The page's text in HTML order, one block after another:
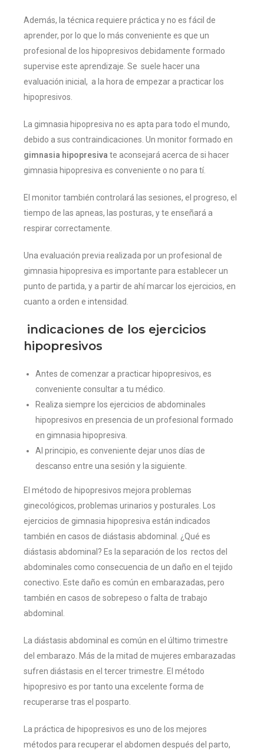
Además, la técnica requiere práctica y no es fácil de
aprender, por lo que lo más conveniente es que un
profesional de los hipopresivos debidamente formado
supervise este aprendizaje. Se suele hacer una
evaluación inicial, a la hora de empezar a practicar los
hipopresivos.
La gimnasia hipopresiva no es apta para todo el mundo,
debido a sus contraindicaciones. Un monitor formado en
gimnasia hipopresiva te aconsejará acerca de si hacer
gimnasia hipopresiva es conveniente o no para tí.
El monitor también controlará las sesiones, el progreso, el
tiempo de las apneas, las posturas, y te enseñará a
respirar correctamente.
Una evaluación previa realizada por un profesional de
gimnasia hipopresiva es importante para establecer un
punto de partida, y a partir de ahí marcar los ejercicios, en
cuanto a orden e intensidad.
indicaciones de los ejercicios
hipopresivos
Antes de comenzar a practicar hipopresivos, es
conveniente consultar a tu médico.
Realiza siempre los ejercicios de abdominales
hipopresivos en presencia de un profesional formado
en gimnasia hipopresiva.
Al principio, es conveniente dejar unos días de
descanso entre una sesión y la siguiente.
El método de hipopresivos mejora problemas
ginecológicos, problemas urinarios y posturales. Los
ejercicios de gimnasia hipopresiva están indicados
también en casos de diástasis abdominal. ¿Qué es
diástasis abdominal? Es la separación de los rectos del
abdominales como consecuencia de un daño en el tejido
conectivo. Este daño es común en embarazadas, pero
también en casos de sobrepeso o falta de trabajo
abdominal.
La diástasis abdominal es común en el último trimestre
del embarazo. Más de la mitad de mujeres embarazadas
sufren diástasis en el tercer trimestre. El método
hipopresivo es por tanto una excelente forma de
recuperarse tras el posparto.
La práctica de hipopresivos es uno de los mejores
métodos para recuperar el abdomen después del parto,